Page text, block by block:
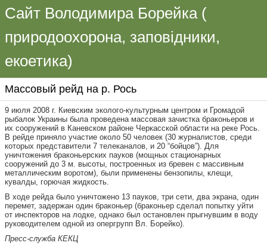
Сайт Володимира Борейка (
природоохорона, заповідники,
екоетика)
Массовый рейд на р. Рось
9 июля 2008 г. Киевским эколого-культурным центром и Громадой
рыбалок Украины была проведена массовая зачистка браконьеров и
их сооружений в Каневском районе Черкасской области на реке Рось.
В рейде приняло участие около 50 человек (30 журналистов, среди
которых представители 7 телеканалов, и 20 “бойцов”). Для
уничтожения браконьерских пауков (мощных стационарных
сооружений до 3 м. высоты, построенных из бревен с массивным
металлическим воротом), были применены бензопилы, клещи,
кувалды, горючая жидкость.
В ходе рейда было уничтожено 13 пауков, три сети, два экрана, один
перемет, задержан один браконьер (браконьер сделал попытку уйти
от инспекторов на лодке, однако был остановлен прыгнувшим в воду
руководителем одной из опергрупп Вл. Борейко).
Пресс-служба КЕКЦ